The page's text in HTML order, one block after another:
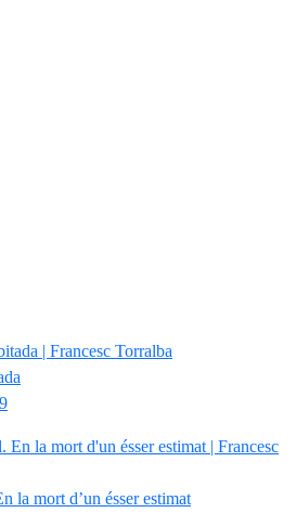
la mort d’un ésser estimat